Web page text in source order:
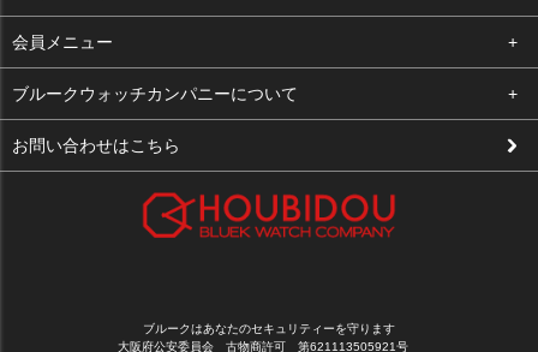
よくある質問
支払い・送料
修理依頼
会員メニュー
ログイン
お気に入り
ブルークウォッチカンパニーについて
会社概要
お問い合わせはこちら
ブルークはあなたのセキュリティーを守ります
大阪府公安委員会 古物商許可 第621113505921号